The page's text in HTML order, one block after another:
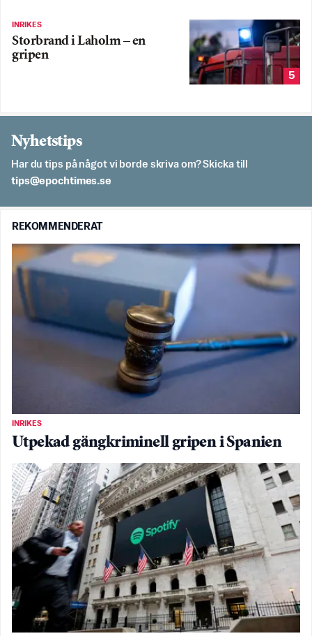
INRIKES
Storbrand i Laholm – en
gripen
5
Nyhetstips
Har du tips på något vi borde skriva om? Skicka till
es.semithcope@spit
REKOMMENDERAT
INRIKES
Utpekad gängkriminell gripen i Spanien